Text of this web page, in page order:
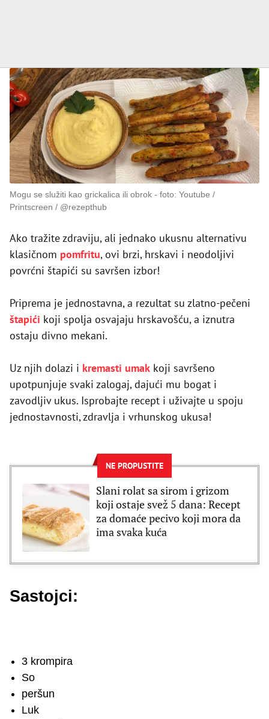
Mogu se služiti kao grickalica ili obrok
foto: Youtube /
Printscreen / @rezepthub
Ako tražite zdraviju, ali jednako ukusnu alternativu
klasičnom pomfritu, ovi brzi, hrskavi i neodoljivi
povrćni štapići su savršen izbor!
Priprema je jednostavna, a rezultat su zlatno-pečeni
štapići koji spolja osvajaju hrskavošću, a iznutra
ostaju divno mekani.
Uz njih dolazi i kremasti umak koji savršeno
upotpunjuje svaki zalogaj, dajući mu bogat i
zavodljiv ukus. Isprobajte recept i uživajte u spoju
jednostavnosti, zdravlja i vrhunskog ukusa!
NE PROPUSTITE
Slani rolat sa sirom i grizom
koji ostaje svež 5 dana: Recept
za domaće pecivo koji mora da
ima svaka kuća
Sastojci:
3 krompira
So
peršun
Luk